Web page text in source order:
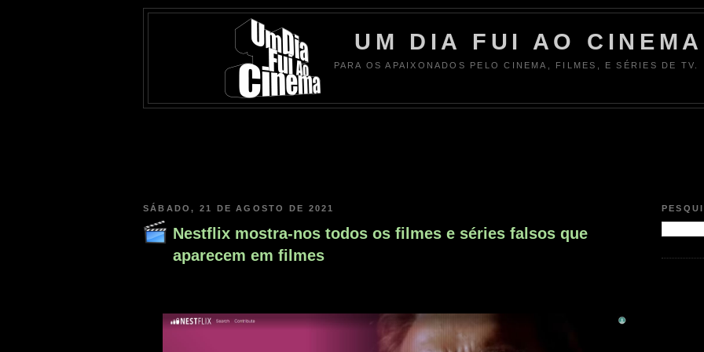
UM DIA FUI AO CINEMA
PARA OS APAIXONADOS PELO CINEMA, FILMES, E SÉRIES DE TV.
SÁBADO, 21 DE AGOSTO DE 2021
Nestflix mostra-nos todos os filmes e séries falsos que
aparecem em filmes